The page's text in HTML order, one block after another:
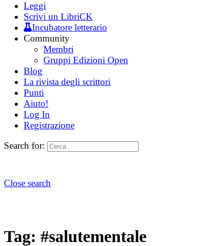
Leggi
Scrivi un LibriCK
Incubatore letterario
Community
Membri
Gruppi Edizioni Open
Blog
La rivista degli scrittori
Punti
Aiuto!
Log In
Registrazione
Search for:
Close search
Tag: #salutementale